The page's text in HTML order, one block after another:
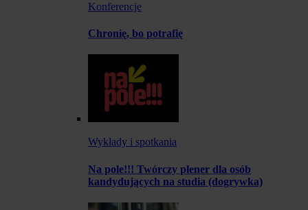
Konferencje
Chronię, bo potrafię
Wykłady i spotkania
Na pole!!! Twórczy plener dla osób
kandydujących na studia (dogrywka)